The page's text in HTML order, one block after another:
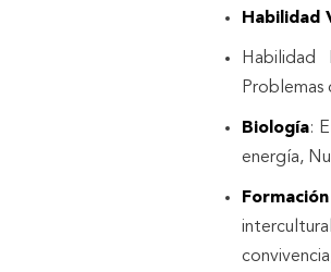
Habilidad
Habilidad
Problemas
Biología:
energía,